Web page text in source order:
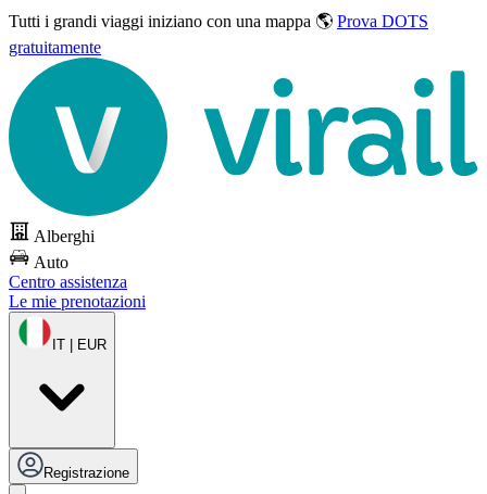
Tutti i grandi viaggi iniziano con una mappa 🌎 Prova DOTS
gratuitamente
Alberghi
Auto
Centro assistenza
Le mie prenotazioni
IT | EUR
Registrazione